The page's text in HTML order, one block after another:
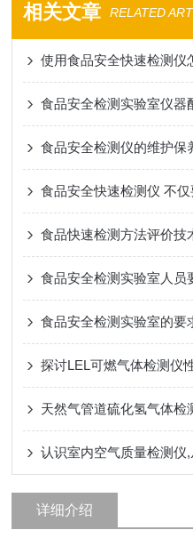
相关文章 RELATED
使用食品安全快速检测仪
食品安全检测实验室仪器
食品安全检测仪的维护保
食品安全快速检测仪 不仅
食品快速检测方法评价技
食品安全检测实验室人员
食品安全检测实验室的要
探讨LEL可燃气体检测仪
天然气管道硫化氢气体检
认识室内空气质量检测仪
详细介绍